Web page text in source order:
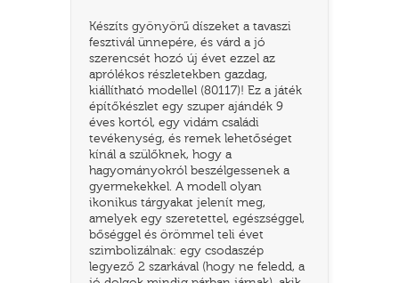
Készíts gyönyörű díszeket a tavaszi
fesztivál ünnepére, és várd a jó
szerencsét hozó új évet ezzel az
aprólékos részletekben gazdag,
kiállítható modellel (80117)! Ez a játék
építőkészlet egy szuper ajándék 9
éves kortól, egy vidám családi
tevékenység, és remek lehetőséget
kínál a szülőknek, hogy a
hagyományokról beszélgessenek a
gyermekekkel. A modell olyan
ikonikus tárgyakat jelenít meg,
amelyek egy szeretettel, egészséggel,
bőséggel és örömmel teli évet
szimbolizálnak: egy csodaszép
legyező 2 szarkával (hogy ne feledd, a